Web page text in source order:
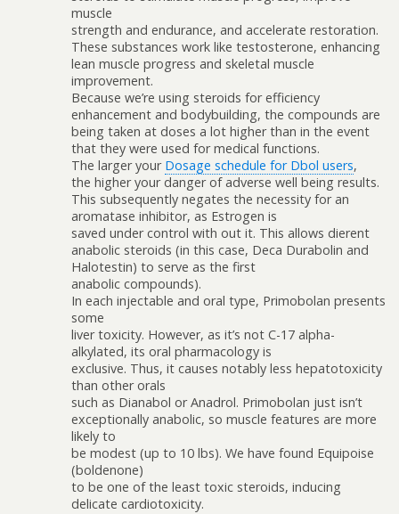
muscle
strength and endurance, and accelerate restoration.
These substances work like testosterone, enhancing
lean muscle progress and skeletal muscle
improvement.
Because we’re using steroids for efficiency
enhancement and bodybuilding, the compounds are
being taken at doses a lot higher than in the event
that they were used for medical functions.
The larger your Dosage schedule for Dbol users,
the higher your danger of adverse well being results.
This subsequently negates the necessity for an
aromatase inhibitor, as Estrogen is
saved under control with out it. This allows different
anabolic steroids (in this case, Deca Durabolin and
Halotestin) to serve as the first
anabolic compounds).
In each injectable and oral type, Primobolan presents
some
liver toxicity. However, as it’s not C-17 alpha-
alkylated, its oral pharmacology is
exclusive. Thus, it causes notably less hepatotoxicity
than other orals
such as Dianabol or Anadrol. Primobolan just isn’t
exceptionally anabolic, so muscle features are more
likely to
be modest (up to 10 lbs). We have found Equipoise
(boldenone)
to be one of the least toxic steroids, inducing
delicate cardiotoxicity.